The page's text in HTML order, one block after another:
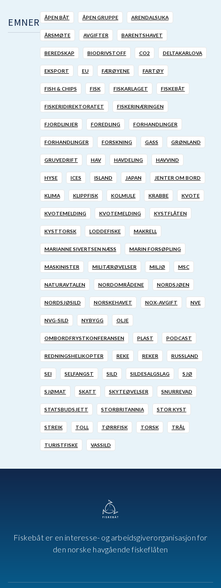
EMNER ÅPEN BÅT ÅPEN GRUPPE ARENDALSUKA
ÅRSMØTE AVGIFTER BARENTSHAVET
BEREDSKAP BIODRIVSTOFF CO2 DELTAKARLOVA
EKSPORT EU FÆRØYENE FARTØY
FISH & CHIPS FISK FISKARLAGET FISKEBÅT
FISKERIDIREKTORATET FISKERINÆRINGEN
FJORDLINJER FOREDLING FORHANDLINGER
FORHANDLINGER FORSKNING GASS GRØNLAND
GRUVEDRIFT HAV HAVDELING HAVVIND
HYSE ICES ISLAND JAPAN JENTER OM BORD
KLIMA KLIPPFISK KOLMULE KRABBE KVOTE
KVOTEMELDING KVOTEMELDING KYSTFLÅTEN
KYSTTORSK LODDEFISKE MAKRELL
MARIANNE SIVERTSEN NÆSS MARIN FORSØPLING
MASKINISTER MILITÆRØVELSER MILJØ MSC
NATURAVTALEN NORDOMRÅDENE NORDSJØEN
NORDSJØSILD NORSKEHAVET NOX-AVGIFT NVE
NVG-SILD NYBYGG OLJE
OMBORDFRYSTKONFERANSEN PLAST PODCAST
REDNINGSHELIKOPTER REKE REKER RUSSLAND
SEI SELFANGST SILD SILDESALGSLAG SJØ
SJØMAT SKATT SKYTEØVELSER SNURREVAD
STATSBUDSJETT STORBRITANNIA STOR KYST
STREIK TOLL TØRRFISK TORSK TRÅL
TURISTFISKE VASSILD
Fiskebåt er en interesse- og arbeidsgiverorganisasjon for
den norske havgående fiskeflåten